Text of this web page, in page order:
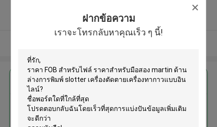
ฝากข้อความ
เราจะโทรกลับหาคุณเร็ว ๆ นี้!
ผู้ผลิตได้รับการยืนยัน
এর সেরা মূল্য পান
ราคาสำหรับมือสอง martin ด้าน